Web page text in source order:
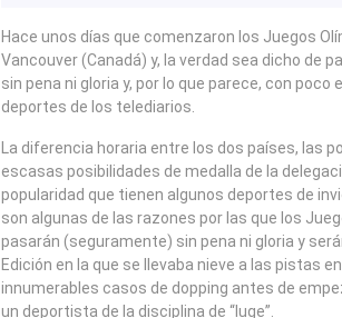
Hace unos días que comenzaron los Juegos
Vancouver (Canadá) y, la verdad sea dicho de
sin pena ni gloria y, por lo que parece, con poco
deportes de los telediarios.
La diferencia horaria entre los dos países, las
escasas posibilidades de medalla de la
popularidad que tienen algunos deportes de
son algunas de las razones por las que los
pasarán (seguramente) sin pena ni gloria y
Edición en la que se llevaba nieve a las pistas
innumerables casos de dopping antes de
un deportista de la disciplina de “luge”.